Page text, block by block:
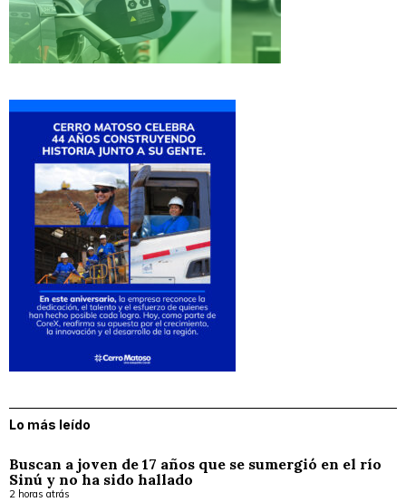
Lo más leído
Buscan a joven de 17 años que se sumergió en el río
Sinú y no ha sido hallado
2 horas atrás